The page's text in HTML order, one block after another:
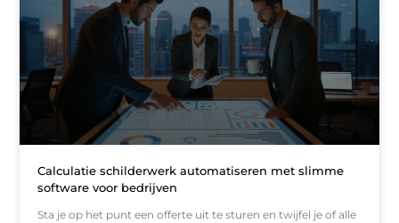
Calculatie schilderwerk automatiseren met slimme
software voor bedrijven
Sta je op het punt een offerte uit te sturen en twijfel je of alle